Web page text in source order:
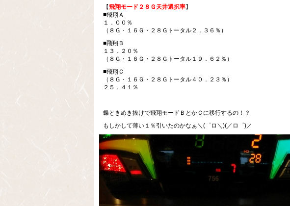
【飛翔モード２８Ｇ天井選択率】
■飛翔Ａ
１．００％
（８Ｇ・１６Ｇ・２８Ｇトータル２．３６％）
■飛翔Ｂ
１３．２０％
（８Ｇ・１６Ｇ・２８Ｇトータル１９．６２％）
■飛翔Ｃ
（８Ｇ・１６Ｇ・２８Ｇトータル４０．２３％）
２５．４１％
蝶ときめき抜けで飛翔モードＢとかＣに移行するの！？
もしかして薄い１％引いたのかなぁ＼(゜ロ＼)(／ロ゜)／